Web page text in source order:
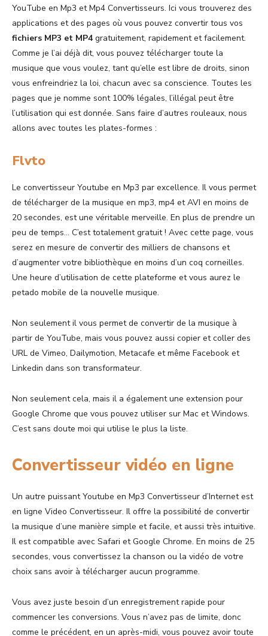
YouTube en Mp3 et Mp4 Convertisseurs. Ici vous trouverez des
applications et des pages où vous pouvez convertir tous vos
fichiers MP3 et MP4 gratuitement, rapidement et facilement.
Comme je l’ai déjà dit, vous pouvez télécharger toute la
musique que vous voulez, tant qu’elle est libre de droits, sinon
vous enfreindriez la loi, chacun avec sa conscience. Toutes les
pages que je nomme sont 100% légales, l’illégal peut être
l’utilisation qui est donnée. Sans faire d’autres rouleaux, nous
allons avec toutes les plates-formes :
Flvto
Le convertisseur Youtube en Mp3 par excellence. Il vous permet
de télécharger de la musique en mp3, mp4 et AVI en moins de
20 secondes, est une véritable merveille. En plus de prendre un
peu de temps… C’est totalement gratuit ! Avec cette page, vous
serez en mesure de convertir des milliers de chansons et
d’augmenter votre bibliothèque en moins d’un coq corneilles.
Une heure d’utilisation de cette plateforme et vous aurez le
petado mobile de la nouvelle musique.
Non seulement il vous permet de convertir de la musique à
partir de YouTube, mais vous pouvez aussi copier et coller des
URL de Vimeo, Dailymotion, Metacafe et même Facebook et
Linkedin dans son transformateur.
Non seulement cela, mais il a également une extension pour
Google Chrome que vous pouvez utiliser sur Mac et Windows.
C’est sans doute moi qui utilise le plus la liste.
Convertisseur vidéo en ligne
Un autre puissant Youtube en Mp3 Convertisseur d’Internet est
en ligne Video Convertisseur. Il offre la possibilité de convertir
la musique d’une manière simple et facile, et aussi très intuitive.
Il est compatible avec Safari et Google Chrome. En moins de 25
secondes, vous convertissez la chanson ou la vidéo de votre
choix sans avoir à télécharger aucun programme.
Vous avez juste besoin d’un enregistrement rapide pour
commencer les conversions. Vous n’avez pas de limite, donc
comme le précédent, en un après-midi, vous pouvez avoir toute